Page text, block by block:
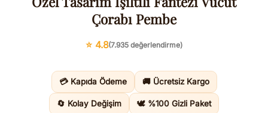
Çorabı Pembe
⭐ 4.8(7.935 değerlendirme)
💳 Kapıda Ödeme 🚚 Ücretsiz Kargo
🔄 Kolay Değişim 🕊️ %100 Gizli Paket